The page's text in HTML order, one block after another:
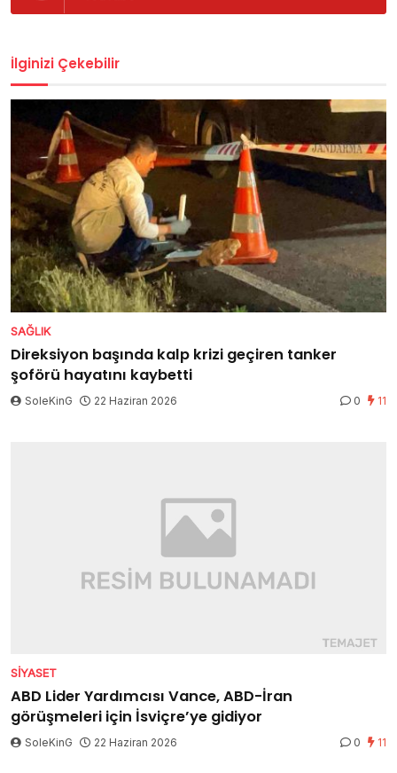
İlginizi Çekebilir
SAĞLIK
Direksiyon başında kalp krizi geçiren tanker
şoförü hayatını kaybetti
SoleKinG 22 Haziran 2026 0 11
SIYASET
ABD Lider Yardımcısı Vance, ABD-İran
görüşmeleri için İsviçre’ye gidiyor
SoleKinG 22 Haziran 2026 0 11